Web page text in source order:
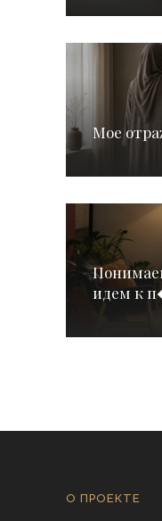
Мое
идем к
О ПРОЕКТЕ